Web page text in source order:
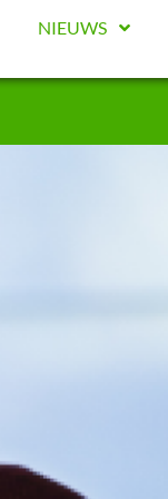
NIEUWS